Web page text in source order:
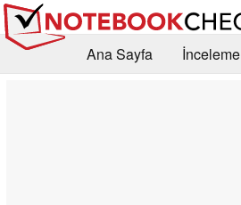
Ana Sayfa İnceleme